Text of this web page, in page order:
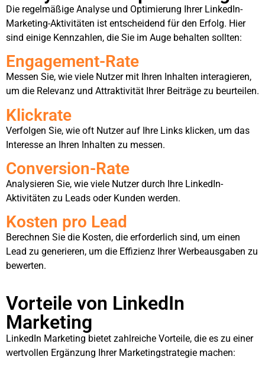
Die regelmäßige Analyse und Optimierung Ihrer LinkedIn-
Marketing-Aktivitäten ist entscheidend für den Erfolg. Hier
sind einige Kennzahlen, die Sie im Auge behalten sollten:
Engagement-Rate
Messen Sie, wie viele Nutzer mit Ihren Inhalten interagieren,
um die Relevanz und Attraktivität Ihrer Beiträge zu beurteilen.
Klickrate
Verfolgen Sie, wie oft Nutzer auf Ihre Links klicken, um das
Interesse an Ihren Inhalten zu messen.
Conversion-Rate
Analysieren Sie, wie viele Nutzer durch Ihre LinkedIn-
Aktivitäten zu Leads oder Kunden werden.
Kosten pro Lead
Berechnen Sie die Kosten, die erforderlich sind, um einen
Lead zu generieren, um die Effizienz Ihrer Werbeausgaben zu
bewerten.
Vorteile von LinkedIn
Marketing
LinkedIn Marketing bietet zahlreiche Vorteile, die es zu einer
wertvollen Ergänzung Ihrer Marketingstrategie machen: